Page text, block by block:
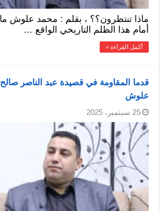
ماذا تنتظرون؟؟ ، بقلم : محمد علوش
أمام هذا الظلم التاريخي الواقع …
أكمل القراءة »
قدما المقاومة في قصيدة عبد الناصر
علوش
25 سبتمبر، 2025